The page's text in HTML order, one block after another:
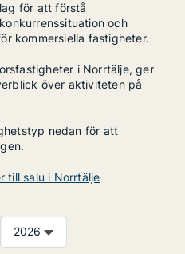
för att förstå
och
kommersiella fastigheter.
i Norrtälje, ger
över aktiviteten på
nedan för att
till salu i Norrtälje